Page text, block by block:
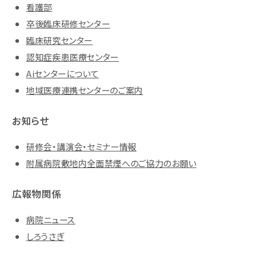
看護部
卒後臨床研修センター
臨床研究センター
認知症疾患医療センター
Aiセンターについて
地域医療連携センターのご案内
お知らせ
研修会・講演会・セミナー情報
附属病院敷地内全面禁煙へのご協力のお願い
広報物関係
病院ニュース
しろうさぎ